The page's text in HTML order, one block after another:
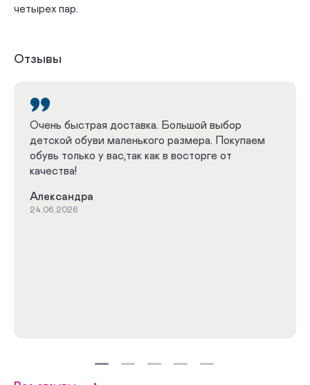
четырех пар.
Отзывы
Очень быстрая доставка. Большой выбор
детской обуви маленького размера. Покупаем
обувь только у вас,так как в восторге от
качества!
Александра
24.06.2026